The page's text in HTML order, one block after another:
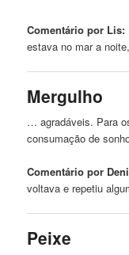
Comentário por Lis:
estava no mar a
Mergulho
… agradáveis. Para
consumação de
Comentário por
voltavae repetiu
Peixe